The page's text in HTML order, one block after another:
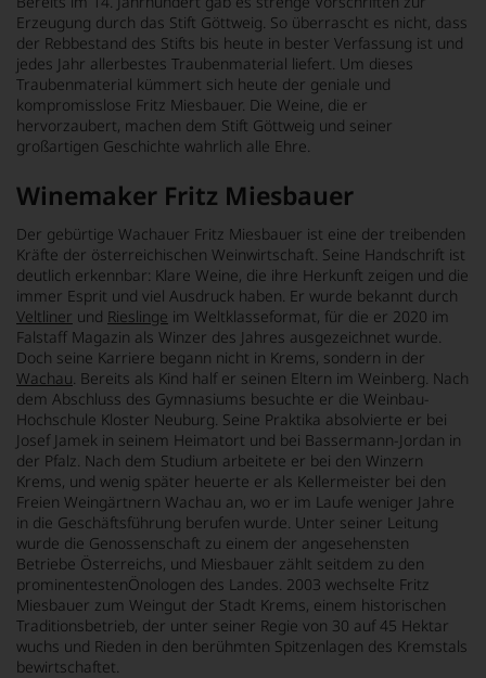
Erzeugung durch das Stift Göttweig. So überrascht es nicht, dass
der Rebbestand des Stifts bis heute in bester Verfassung ist und
jedes Jahr allerbestes Traubenmaterial liefert. Um dieses
Traubenmaterial kümmert sich heute der geniale und
kompromisslose Fritz Miesbauer. Die Weine, die er
hervorzaubert, machen dem Stift Göttweig und seiner
großartigen Geschichte wahrlich alle Ehre.
Winemaker Fritz Miesbauer
Der gebürtige Wachauer Fritz Miesbauer ist eine der treibenden
Kräfte der österreichischen Weinwirtschaft. Seine Handschrift ist
deutlich erkennbar: Klare Weine, die ihre Herkunft zeigen und die
immer Esprit und viel Ausdruck haben. Er wurde bekannt durch
Veltliner und Rieslinge im Weltklasseformat, für die er 2020 im
Falstaff Magazin als Winzer des Jahres ausgezeichnet wurde.
Doch seine Karriere begann nicht in Krems, sondern in der
Wachau. Bereits als Kind half er seinen Eltern im Weinberg. Nach
dem Abschluss des Gymnasiums besuchte er die Weinbau-
Hochschule Kloster Neuburg. Seine Praktika absolvierte er bei
Josef Jamek in seinem Heimatort und bei Bassermann-Jordan in
der Pfalz. Nach dem Studium arbeitete er bei den Winzern
Krems, und wenig später heuerte er als Kellermeister bei den
Freien Weingärtnern Wachau an, wo er im Laufe weniger Jahre
in die Geschäftsführung berufen wurde. Unter seiner Leitung
wurde die Genossenschaft zu einem der angesehensten
Betriebe Österreichs, und Miesbauer zählt seitdem zu den
prominentestenÖnologen des Landes. 2003 wechselte Fritz
Miesbauer zum Weingut der Stadt Krems, einem historischen
Traditionsbetrieb, der unter seiner Regie von 30 auf 45 Hektar
wuchs und Rieden in den berühmten Spitzenlagen des Kremstals
bewirtschaftet.